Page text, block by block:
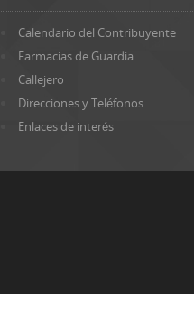
Calendario del Contribuyente
Farmacias de Guardia
Callejero
Direcciones y Teléfonos
Enlaces de interés